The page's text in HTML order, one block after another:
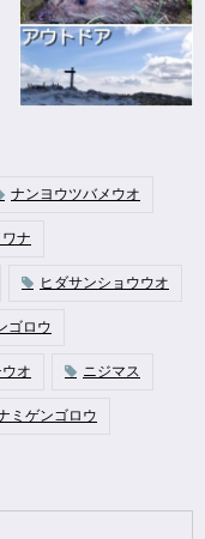
ナンヨウツバメウオ
ナ
ヒダサンショウウオ
ゴロウ
ウオ ニジマス
ミゲンゴロウ